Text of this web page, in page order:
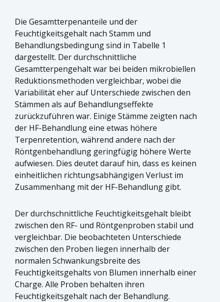
Die Gesamtterpenanteile und der
Feuchtigkeitsgehalt nach Stamm und
Behandlungsbedingung sind in Tabelle 1
dargestellt. Der durchschnittliche
Gesamtterpengehalt war bei beiden mikrobiellen
Reduktionsmethoden vergleichbar, wobei die
Variabilität eher auf Unterschiede zwischen den
Stämmen als auf Behandlungseffekte
zurückzuführen war. Einige Stämme zeigten nach
der HF-Behandlung eine etwas höhere
Terpenretention, während andere nach der
Röntgenbehandlung geringfügig höhere Werte
aufwiesen. Dies deutet darauf hin, dass es keinen
einheitlichen richtungsabhängigen Verlust im
Zusammenhang mit der HF-Behandlung gibt.
Der durchschnittliche Feuchtigkeitsgehalt bleibt
zwischen den RF- und Röntgenproben stabil und
vergleichbar. Die beobachteten Unterschiede
zwischen den Proben liegen innerhalb der
normalen Schwankungsbreite des
Feuchtigkeitsgehalts von Blumen innerhalb einer
Charge. Alle Proben behalten ihren
Feuchtigkeitsgehalt nach der Behandlung.